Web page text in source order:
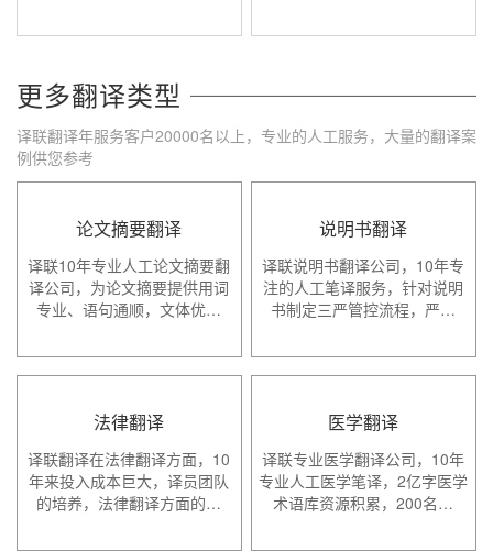
更多翻译类型
译联翻译年服务客户20000名以上，专业的人工服务，大量的翻译案
例供您参考
论文摘要翻译
译联10年专业人工论文摘要翻
译公司，为论文摘要提供用词
专业、语句通顺，文体优…
说明书翻译
译联说明书翻译公司，10年专
注的人工笔译服务，针对说明
书制定三严管控流程，严…
法律翻译
译联翻译在法律翻译方面，10
年来投入成本巨大，译员团队
的培养，法律翻译方面的…
医学翻译
译联专业医学翻译公司，10年
专业人工医学笔译，2亿字医学
术语库资源积累，200名…